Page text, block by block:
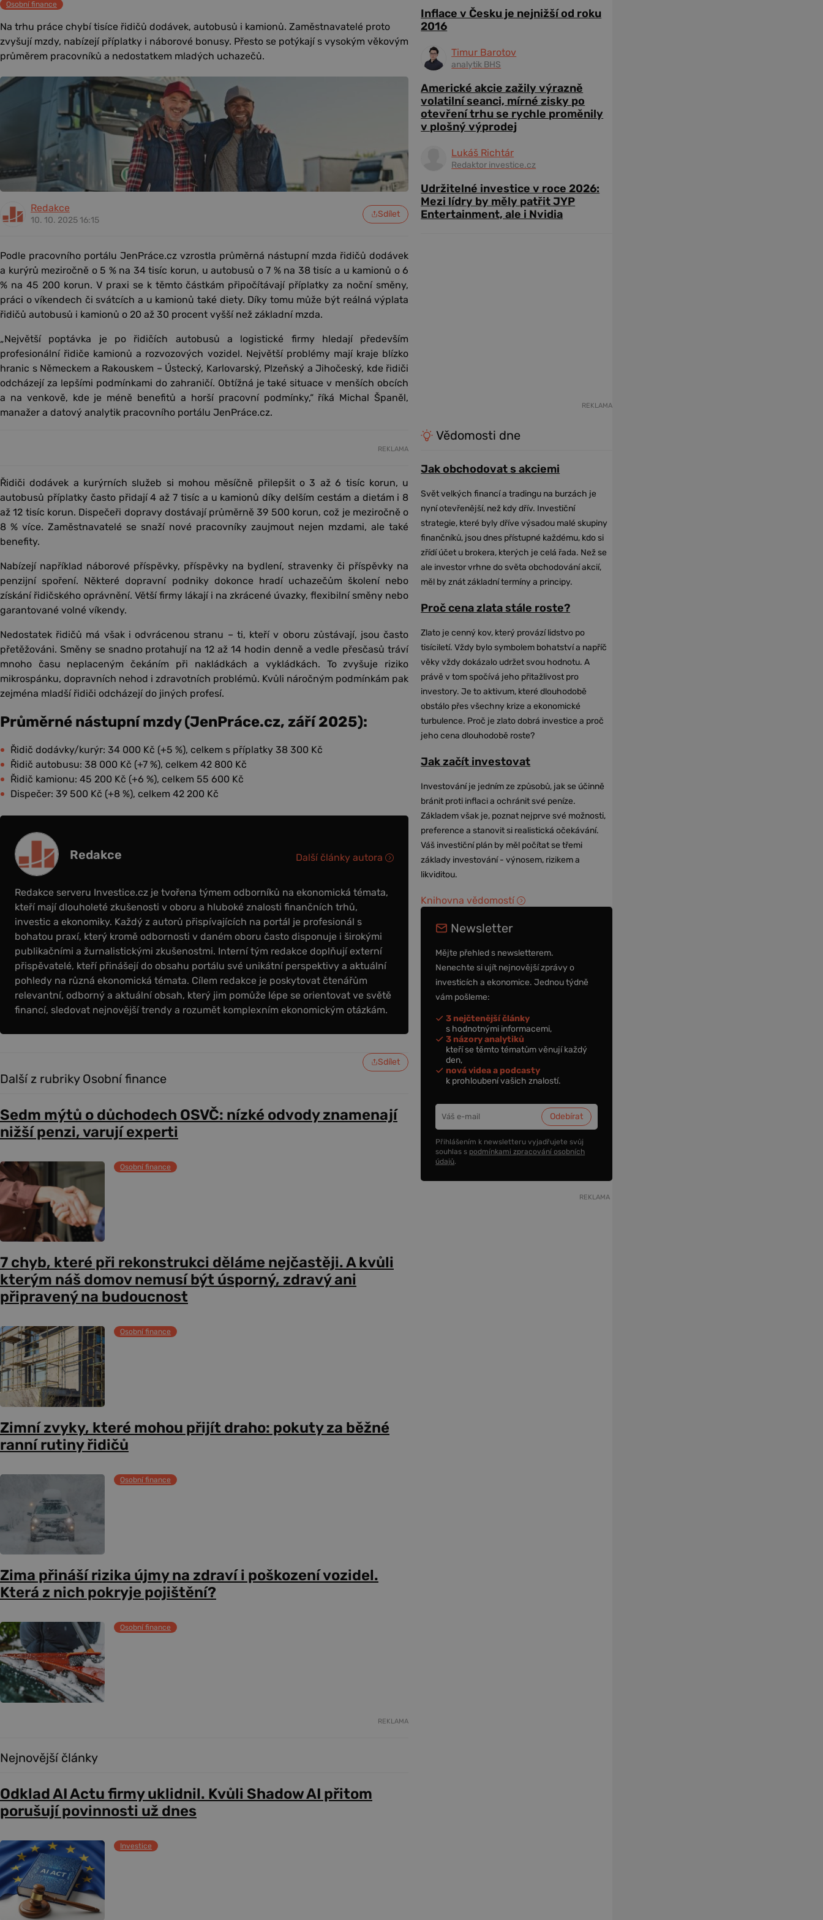
Osobní finance
Na trhu práce chybí tisíce řidičů dodávek, autobusů i kamionů. Zaměstnavatelé proto
zvyšují mzdy, nabízejí příplatky i náborové bonusy. Přesto se potýkají s vysokým věkovým
průměrem pracovníků a nedostatkem mladých uchazečů.
Redakce
10. 10. 2025 16:15
Sdílet
Podle pracovního portálu JenPráce.cz vzrostla průměrná nástupní mzda řidičů dodávek
a kurýrů meziročně o 5 % na 34 tisíc korun, u autobusů o 7 % na 38 tisíc a u kamionů o 6
% na 45 200 korun. V praxi se k těmto částkám připočítávají příplatky za noční směny,
práci o víkendech či svátcích a u kamionů také diety. Díky tomu může být reálná výplata
řidičů autobusů i kamionů o 20 až 30 procent vyšší než základní mzda.
„Největší poptávka je po řidičích autobusů a logistické firmy hledají především
profesionální řidiče kamionů a rozvozových vozidel. Největší problémy mají kraje blízko
hranic s Německem a Rakouskem – Ústecký, Karlovarský, Plzeňský a Jihočeský, kde řidiči
odcházejí za lepšími podmínkami do zahraničí. Obtížná je také situace v menších obcích
a na venkově, kde je méně benefitů a horší pracovní podmínky,“ říká Michal Španěl,
manažer a datový analytik pracovního portálu JenPráce.cz.
REKLAMA
Řidiči dodávek a kurýrních služeb si mohou měsíčně přilepšit o 3 až 6 tisíc korun, u
autobusů příplatky často přidají 4 až 7 tisíc a u kamionů díky delším cestám a dietám i 8
až 12 tisíc korun. Dispečeři dopravy dostávají průměrně 39 500 korun, což je meziročně o
8 % více. Zaměstnavatelé se snaží nové pracovníky zaujmout nejen mzdami, ale také
benefity.
Nabízejí například náborové příspěvky, příspěvky na bydlení, stravenky či příspěvky na
penzijní spoření. Některé dopravní podniky dokonce hradí uchazečům školení nebo
získání řidičského oprávnění. Větší firmy lákají i na zkrácené úvazky, flexibilní směny nebo
garantované volné víkendy.
Nedostatek řidičů má však i odvrácenou stranu – ti, kteří v oboru zůstávají, jsou často
přetěžováni. Směny se snadno protahují na 12 až 14 hodin denně a vedle přesčasů tráví
mnoho času neplaceným čekáním při nakládkách a vykládkách. To zvyšuje riziko
mikrospánku, dopravních nehod i zdravotních problémů. Kvůli náročným podmínkám pak
zejména mladší řidiči odcházejí do jiných profesí.
Průměrné nástupní mzdy (JenPráce.cz, září 2025):
Řidič dodávky/kurýr: 34 000 Kč (+5 %), celkem s příplatky 38 300 Kč
Řidič autobusu: 38 000 Kč (+7 %), celkem 42 800 Kč
Řidič kamionu: 45 200 Kč (+6 %), celkem 55 600 Kč
Dispečer: 39 500 Kč (+8 %), celkem 42 200 Kč
Redakce
Redakce serveru Investice.cz je tvořena týmem odborníků na ekonomická témata,
kteří mají dlouholeté zkušenosti v oboru a hluboké znalosti finančních trhů,
investic a ekonomiky. Každý z autorů přispívajících na portál je profesionál s
bohatou praxí, který kromě odbornosti v daném oboru často disponuje i širokými
publikačními a žurnalistickými zkušenostmi. Interní tým redakce doplňují externí
přispěvatelé, kteří přinášejí do obsahu portálu své unikátní perspektivy a aktuální
pohledy na různá ekonomická témata. Cílem redakce je poskytovat čtenářům
relevantní, odborný a aktuální obsah, který jim pomůže lépe se orientovat ve světě
financí, sledovat nejnovější trendy a rozumět komplexním ekonomickým otázkám.
Další články autora
Sdílet
Další z rubriky Osobní finance
Sedm mýtů o důchodech OSVČ: nízké odvody znamenají
nižší penzi, varují experti
Osobní finance
7 chyb, které při rekonstrukci děláme nejčastěji. A kvůli
kterým náš domov nemusí být úsporný, zdravý ani
připravený na budoucnost
Osobní finance
Zimní zvyky, které mohou přijít draho: pokuty za běžné
ranní rutiny řidičů
Osobní finance
Zima přináší rizika újmy na zdraví i poškození vozidel.
Která z nich pokryje pojištění?
Osobní finance
REKLAMA
Nejnovější články
Odklad AI Actu firmy uklidnil. Kvůli Shadow AI přitom
porušují povinnosti už dnes
Investice
Inflace v Česku je nejnižší od roku
2016
Timur Barotov
analytik BHS
Americké akcie zažily výrazně
volatilní seanci, mírné zisky po
otevření trhu se rychle proměnily
v plošný výprodej
Lukáš Richtár
Redaktor investice.cz
Udržitelné investice v roce 2026:
Mezi lídry by měly patřit JYP
Entertainment, ale i Nvidia
REKLAMA
Vědomosti dne
Jak obchodovat s akciemi
Svět velkých financí a tradingu na burzách je
nyní otevřenější, než kdy dřív. Investiční
strategie, které byly dříve výsadou malé skupiny
finančníků, jsou dnes přístupné každému, kdo si
zřídí účet u brokera, kterých je celá řada. Než se
ale investor vrhne do světa obchodování akcií,
měl by znát základní termíny a principy.
Proč cena zlata stále roste?
Zlato je cenný kov, který provází lidstvo po
tisíciletí. Vždy bylo symbolem bohatství a napříč
věky vždy dokázalo udržet svou hodnotu. A
právě v tom spočívá jeho přitažlivost pro
investory. Je to aktivum, které dlouhodobě
obstálo přes všechny krize a ekonomické
turbulence. Proč je zlato dobrá investice a proč
jeho cena dlouhodobě roste?
Jak začít investovat
Investování je jedním ze způsobů, jak se účinně
bránit proti inflaci a ochránit své peníze.
Základem však je, poznat nejprve své možnosti,
preference a stanovit si realistická očekávání.
Váš investiční plán by měl počítat se třemi
základy investování - výnosem, rizikem a
likviditou.
Knihovna vědomostí
Newsletter
Mějte přehled s newsletterem.
Nenechte si ujít nejnovější zprávy o
investicích a ekonomice. Jednou týdně
vám pošleme:
3 nejčtenější články
s hodnotnými informacemi,
3 názory analytiků
kteří se těmto tématům věnují každý
den,
nová videa a podcasty
k prohloubení vašich znalostí.
Přihlášením k newsletteru vyjadřujete svůj
souhlas s podmínkami zpracování osobních
údajů.
REKLAMA